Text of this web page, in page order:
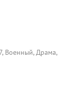
Военный, Драма,